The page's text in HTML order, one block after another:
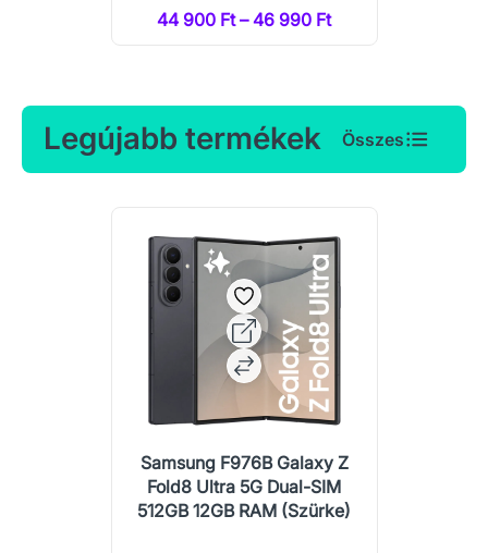
44 900 Ft – 46 990 Ft
Legújabb termékek Összes
Samsung F976B Galaxy Z
Fold8 Ultra 5G Dual-SIM
512GB 12GB RAM (Szürke)